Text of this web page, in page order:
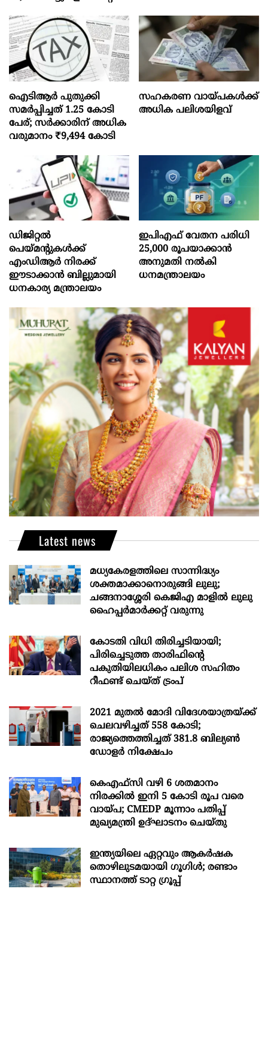
ഐടിആര്‍ പുതുക്കി
സമർപ്പിച്ചത് 1.25 കോടി
പേര്; സർക്കാരിന് അധിക
വരുമാനം ₹9,494 കോടി
സഹകരണ വായ്പകള്‍ക്ക്
അധിക പലിശയിളവ്
ഡിജിറ്റൽ
പെയ്മന്റുകൾക്ക്
എംഡിആർ നിരക്ക്
ഈടാക്കാൻ ബില്ലുമായി
ധനകാര്യ മന്ത്രാലയം
ഇപിഎഫ് വേതന പരിധി
25,000 രൂപയാക്കാൻ
അനുമതി നൽകി
ധനമന്ത്രാലയം
Latest news
മധ്യകേരളത്തിലെ സാന്നിദ്ധ്യം
ശക്തമാക്കാനൊരുങ്ങി ലുലു;
ചങ്ങനാശ്ശേരി കെജിഎ മാളിൽ ലുലു
ഹൈപ്പർമാർക്കറ്റ് വരുന്നു
കോടതി വിധി തിരിച്ചടിയായി;
പിരിച്ചെടുത്ത താരിഫിന്‍റെ
പകുതിയിലധികം പലിശ സഹിതം
റീഫണ്ട് ചെയ്ത് ട്രംപ്
2021 മുതൽ മോദി വിദേശയാത്രയ്ക്ക്
ചെലവഴിച്ചത് 558 കോടി;
രാജ്യത്തെത്തിച്ചത് 381.8 ബില്യൺ
ഡോളർ നിക്ഷേപം
കെഎഫ്സി വഴി 6 ശതമാനം
നിരക്കിൽ ഇനി 5 കോടി രൂപ വരെ
വായ്പ; CMEDP മൂന്നാം പതിപ്പ്
മുഖ്യമന്ത്രി ഉദ്ഘാടനം ചെയ്തു
ഇന്ത്യയിലെ ഏറ്റവും ആകര്‍ഷക
തൊഴിലുടമയായി ഗൂഗിള്‍; രണ്ടാം
സ്ഥാനത്ത് ടാറ്റ ഗ്രൂപ്പ്